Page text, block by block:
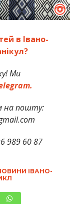
в Івано-
Ми
на пошту:
989 60 87
ІВАНО-